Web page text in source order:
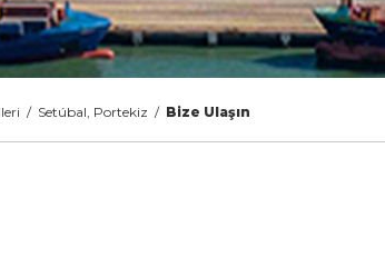
/ Setúbal, Portekiz /Bize Ulaşın